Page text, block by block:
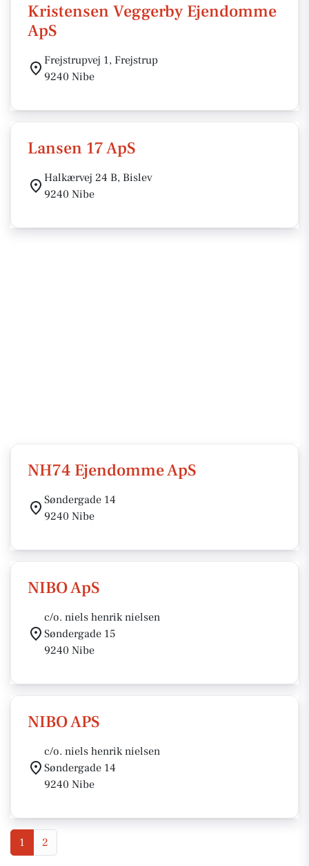
Kristensen Veggerby Ejendomme
ApS
Frejstrupvej 1, Frejstrup
9240 Nibe
Lansen 17 ApS
Halkærvej 24 B, Bislev
9240 Nibe
NH74 Ejendomme ApS
Søndergade 14
9240 Nibe
NIBO ApS
c/o. niels henrik nielsen
Søndergade 15
9240 Nibe
NIBO APS
c/o. niels henrik nielsen
Søndergade 14
9240 Nibe
1 2